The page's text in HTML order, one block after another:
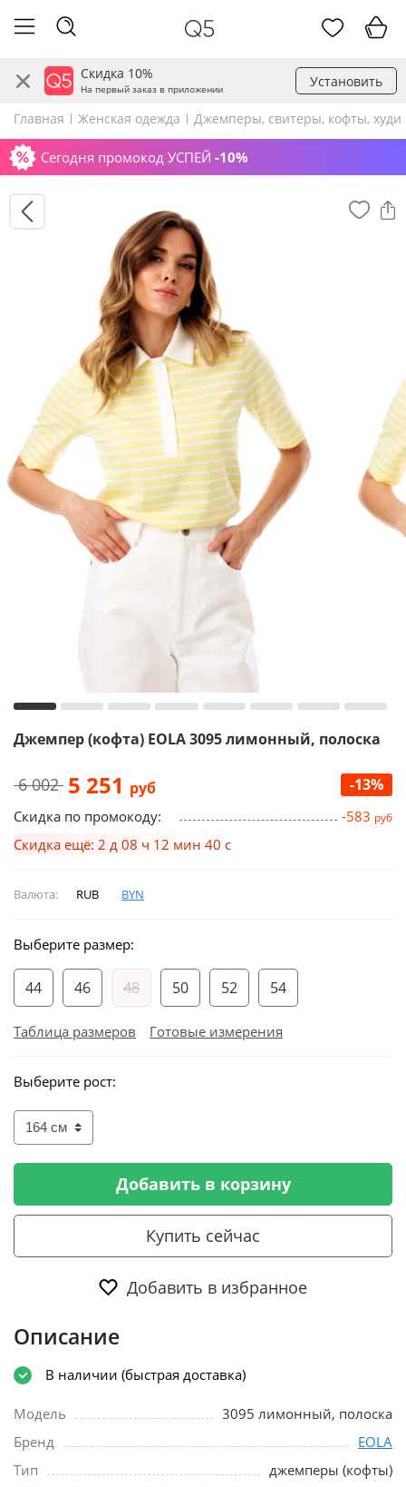
Скидка 10%
На первый заказ в приложении Установить
Главная Женская одежда Джемперы, свитеры, кофты, худи
Сегодня промокод УСПЕЙ -10%
Джемпер (кофта) EOLA 3095 лимонный, полоска
6 002 5 251 руб -13%
Скидка по промокоду: -583 руб
Скидка ещё: 2 д 08 ч 12 мин 40 с
Валюта: RUB BYN
Выберите размер:
44 46 48 50 52 54
Таблица размеров Готовые измерения
Выберите рост:
Добавить в корзину
Купить сейчас
Добавить в избранное
Описание
В наличии (быстрая доставка)
Модель
3095 лимонный, полоска
Бренд
EOLA
Тип
джемперы (кофты)